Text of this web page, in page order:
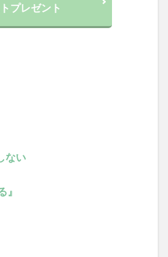
プレゼント
ない
』